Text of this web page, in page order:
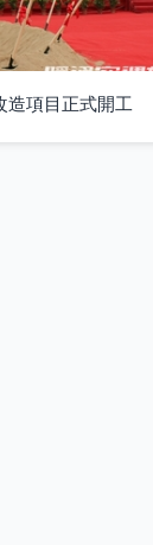
造項目正式開工